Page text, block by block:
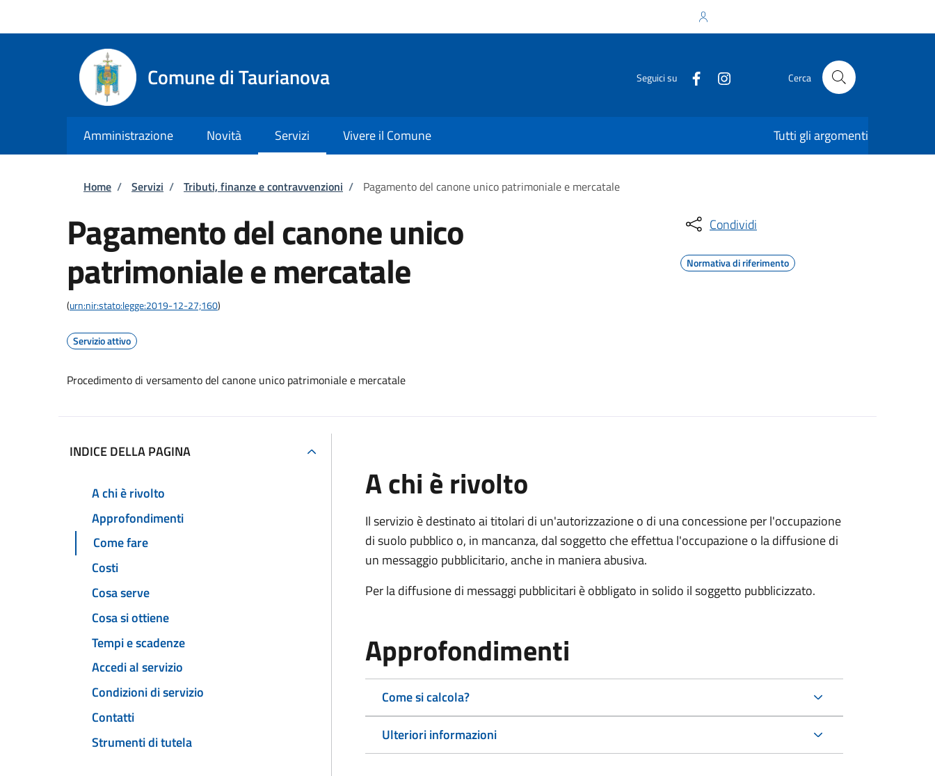
Comune di Taurianova Seguici su Cerca
Amministrazione Novità Servizi Vivere il Comune Tutti gli argomenti
Briciole di pane
Home / Servizi / Tributi, finanze e contravvenzioni / Pagamento del canone unico patrimoniale e mercatale
Pagamento del canone unico
patrimoniale e mercatale
(urn:nir:stato:legge:2019-12-27;160)
Servizio attivo
Procedimento di versamento del canone unico patrimoniale e mercatale
Condividi
Normativa di riferimento
INDICE DELLA PAGINA
A chi è rivolto
Approfondimenti
Come fare
Costi
Cosa serve
Cosa si ottiene
Tempi e scadenze
Accedi al servizio
Condizioni di servizio
Contatti
Strumenti di tutela
A chi è rivolto
Il servizio è destinato ai titolari di un'autorizzazione o di una concessione per l'occupazione
di suolo pubblico o, in mancanza, dal soggetto che effettua l'occupazione o la diffusione di
un messaggio pubblicitario, anche in maniera abusiva.
Per la diffusione di messaggi pubblicitari è obbligato in solido il soggetto pubblicizzato.
Approfondimenti
Come si calcola?
Ulteriori informazioni